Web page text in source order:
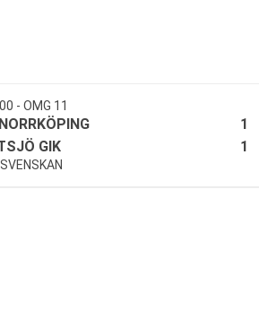
- OMG 11
NORRKÖPING
1
GIK
1